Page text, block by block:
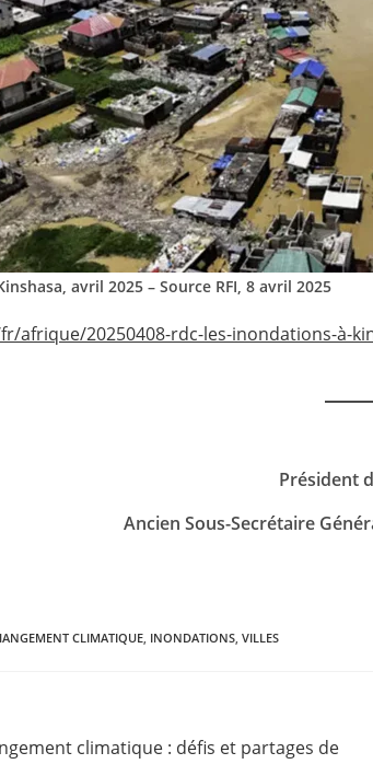
avril 2025 – Source RFI, 8 avril 2025
afrique/20250408-rdc-les-inondations-à-
Président
Ancien Sous-Secrétaire
CLIMATIQUE INONDATIONS VILLES
climatique : défis et partages de